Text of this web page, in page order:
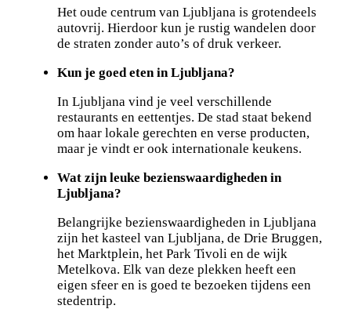
Het oude centrum van Ljubljana is grotendeels
autovrij. Hierdoor kun je rustig wandelen door
de straten zonder auto’s of druk verkeer.
Kun je goed eten in Ljubljana?
In Ljubljana vind je veel verschillende
restaurants en eettentjes. De stad staat bekend
om haar lokale gerechten en verse producten,
maar je vindt er ook internationale keukens.
Wat zijn leuke bezienswaardigheden in
Ljubljana?
Belangrijke bezienswaardigheden in Ljubljana
zijn het kasteel van Ljubljana, de Drie Bruggen,
het Marktplein, het Park Tivoli en de wijk
Metelkova. Elk van deze plekken heeft een
eigen sfeer en is goed te bezoeken tijdens een
stedentrip.